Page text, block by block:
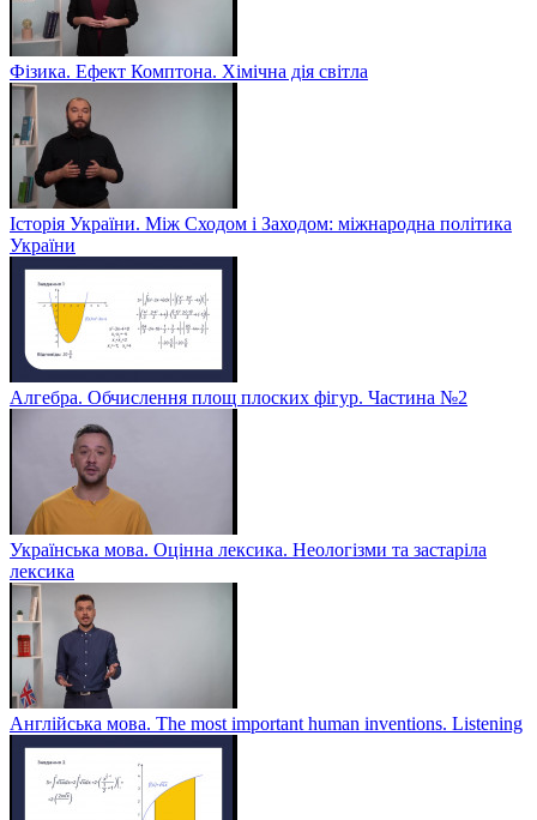
Фізика. Ефект Комптона. Хімічна дія світла
Історія України. Між Сходом і Заходом: міжнародна політика
України
Алгебра. Обчислення площ плоских фігур. Частина №2
Українська мова. Оцінна лексика. Неологізми та застаріла
лексика
Англійська мова. The most important human inventions. Listening